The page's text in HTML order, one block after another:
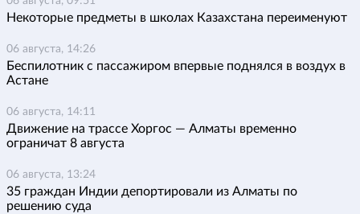
Некоторые предметы в школах Казахстана переименуют
06 августа, 14:26
Беспилотник с пассажиром впервые поднялся в воздух в
Астане
06 августа, 14:11
Движение на трассе Хоргос — Алматы временно
ограничат 8 августа
06 августа, 13:24
35 граждан Индии депортировали из Алматы по
решению суда